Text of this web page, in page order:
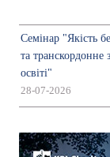
Семінар "Якість
та транскордонне
освіті"
28-07-2026